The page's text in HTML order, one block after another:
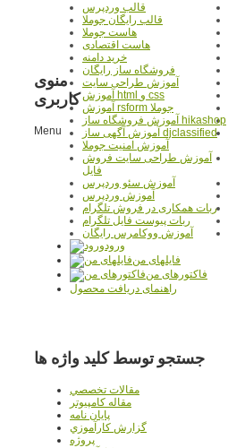
قالب وردپرس
قالب رایگان جوملا
هاست جوملا
هاست اقتصادی
خرید دامنه
فروشگاه ساز رایگان
آموزش طراحی سایت
آموزش html و css
آموزش rsform جوملا
آموزش فروشگاه ساز hikashop
آموزش آگهی ساز djclassified
آموزش امنیت جوملا
آموزش طراحی سایت فروش
فایل
آموزش سئو وردپرس
آموزش وردپرس
ربات همکاری در فروش تلگرام
ربات پیوست فایل تلگرام
آموزش ووکامرس رایگان
منوی
کاربری
Menu
ورود
فایلهای من
فاکتورهای من
راهنمای دریافت محصول
جستجو توسط کلید واژه ها
مقالات تخصصي
مقاله کامپیوتر
پایان نامه
گزارش کارآموزي
پروژه